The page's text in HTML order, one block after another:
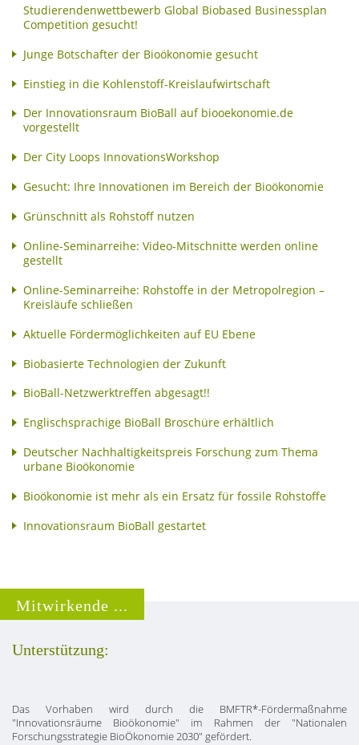
Studierendenwettbewerb Global Biobased Businessplan
Competition gesucht!
Junge Botschafter der Bioökonomie gesucht
Einstieg in die Kohlenstoff-Kreislaufwirtschaft
Der Innovationsraum BioBall auf biooekonomie.de
vorgestellt
Der City Loops InnovationsWorkshop
Gesucht: Ihre Innovationen im Bereich der Bioökonomie
Grünschnitt als Rohstoff nutzen
Online-Seminarreihe: Video-Mitschnitte werden online
gestellt
Online-Seminarreihe: Rohstoffe in der Metropolregion –
Kreisläufe schließen
Aktuelle Fördermöglichkeiten auf EU Ebene
Biobasierte Technologien der Zukunft
BioBall-Netzwerktreffen abgesagt!!
Englischsprachige BioBall Broschüre erhältlich
Deutscher Nachhaltigkeitspreis Forschung zum Thema
urbane Bioökonomie
Bioökonomie ist mehr als ein Ersatz für fossile Rohstoffe
Innovationsraum BioBall gestartet
Mitwirkende ...
Unterstützung:
Das Vorhaben wird durch die BMFTR*-Fördermaßnahme
"Innovationsräume Bioökonomie" im Rahmen der "Nationalen
Forschungsstrategie BioÖkonomie 2030" gefördert.